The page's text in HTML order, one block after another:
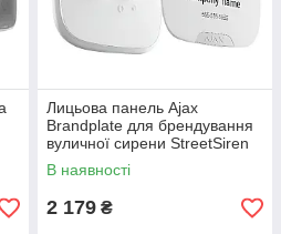
Лицьова панель Ajax
Brandplate для брендування
вуличної сирени StreetSiren
DoubleDeck (10 шт.) back
В наявності
2 179 ₴